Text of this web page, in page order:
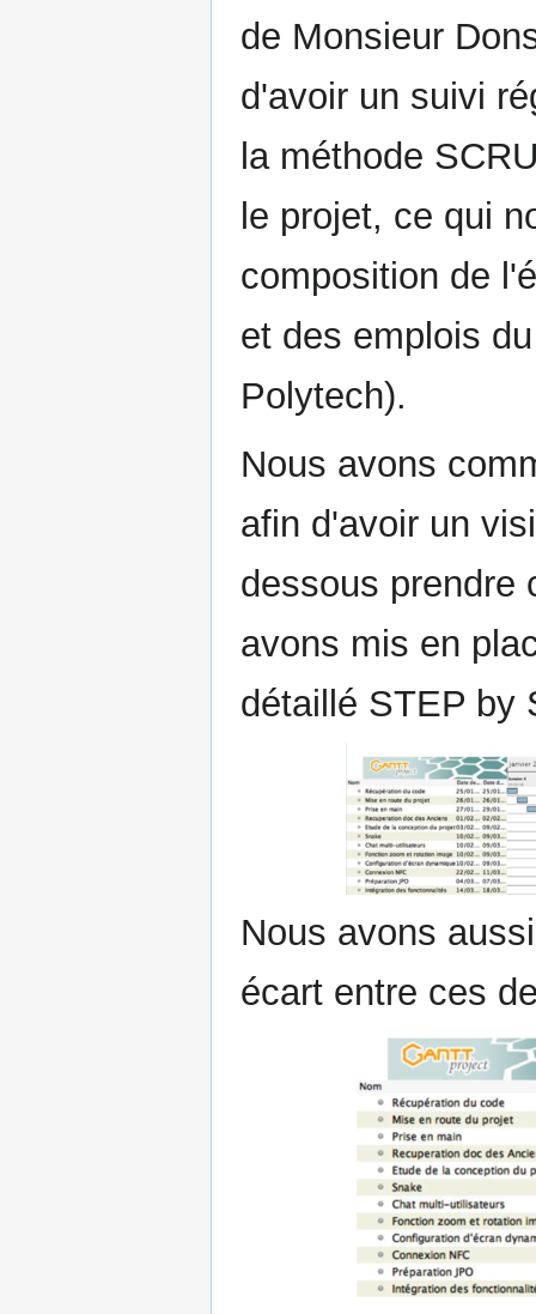
de Monsieur
d'avoir un suivi
la méthode
le projet, ce qui
composition de
et des emplois
Polytech).
Nous avons
afin d'avoir un
dessous prendre
avons mis en
détaillé STEP by
Nous avons
écart entre ces